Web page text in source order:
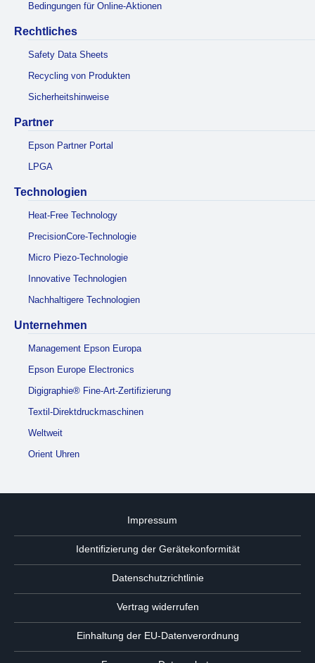
Bedingungen für Online-Aktionen
Rechtliches
Safety Data Sheets
Recycling von Produkten
Sicherheitshinweise
Partner
Epson Partner Portal
LPGA
Technologien
Heat-Free Technology
PrecisionCore-Technologie
Micro Piezo-Technologie
Innovative Technologien
Nachhaltigere Technologien
Unternehmen
Management Epson Europa
Epson Europe Electronics
Digigraphie® Fine-Art-Zertifizierung
Textil-Direktdruckmaschinen
Weltweit
Orient Uhren
Impressum
Identifizierung der Gerätekonformität
Datenschutzrichtlinie
Vertrag widerrufen
Einhaltung der EU-Datenverordnung